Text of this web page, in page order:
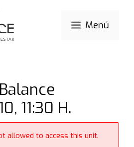
Menú
11:30 H.
allowed to access this unit.